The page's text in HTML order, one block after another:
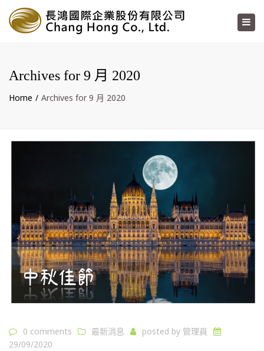
Archives for 9 月 2020
Home Archives for 9 月 2020
0 comments 最新消息 posted by 管理員
29/09/2020